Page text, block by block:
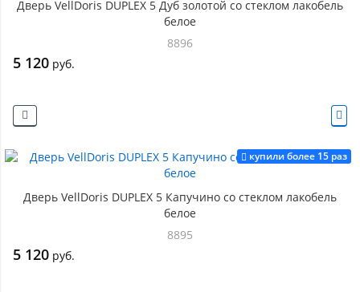
Дверь VellDoris DUPLEX 5 Дуб золотой со стеклом лакобель
белое
8896
5 120 руб.
купили более 15 раз
Дверь VellDoris DUPLEX 5 Капучино со стеклом лакобель
белое
8895
5 120 руб.